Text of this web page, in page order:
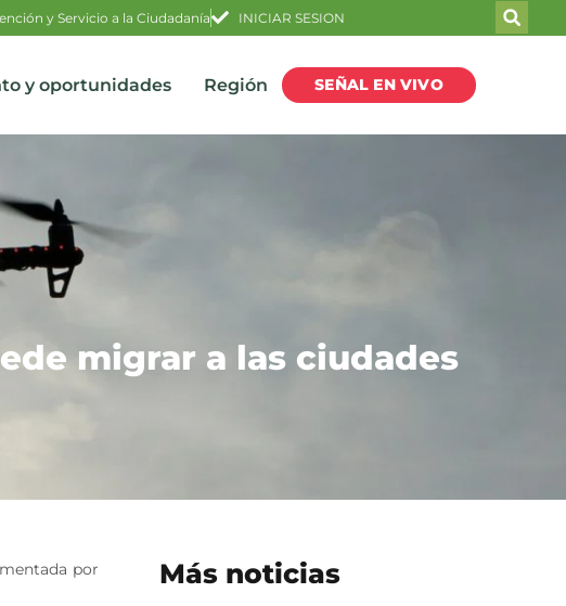
y Servicio a la Ciudadanía INICIAR SESION
y oportunidades Región SEÑAL EN VIVO
migrar a las ciudades
por
Más noticias